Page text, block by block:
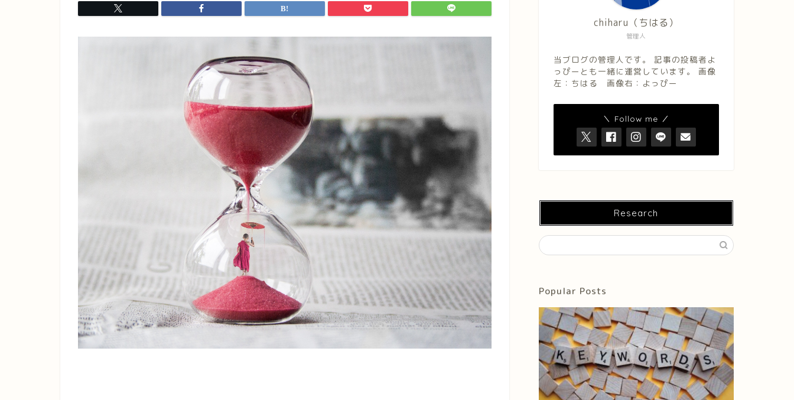
管理人
chiharu（ちはる）
当ブログの管理人です。 記事の投稿者よ
っぴーとも一緒に運営しています。 画像
左：ちはる 画像右：よっぴー
＼ Follow me ／
Research
Popular Posts